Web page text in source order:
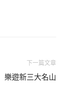
下一篇文章
遊新三大名山